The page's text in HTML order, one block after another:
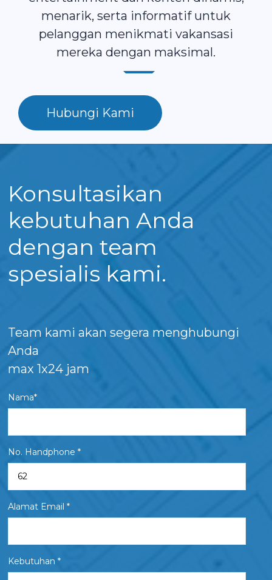
menarik, serta informatif untuk
pelanggan menikmati vakansasi
mereka dengan maksimal.
Hubungi Kami
Konsultasikan
kebutuhan Anda
dengan team
spesialis kami.
Team kami akan segera menghubungi
Anda
max 1x24 jam
Nama*
No. Handphone *
Alamat Email *
Kebutuhan *